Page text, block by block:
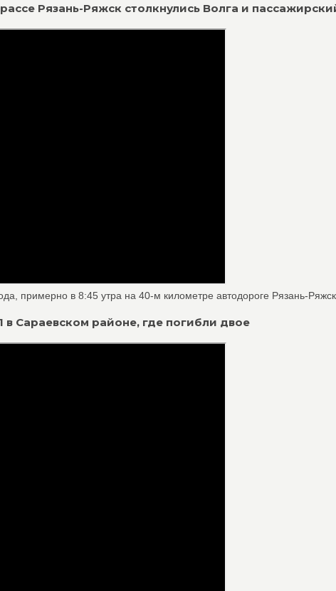
Рязань-Ряжск столкнулись Волга и
примерно в 8:45 утра на 40-м километре автодороге Рязань-
Сараевском районе, где погибли двое